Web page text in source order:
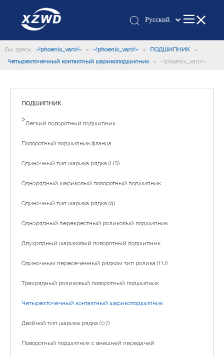
Pусский
românesc
Türk dili
Español
Вы здесь: ~!phoenix_var0!~ » ~!phoenix_var0!~ » ПОДШИПНИК
»
Четырехточечный контактный шарикоподшипник
» ~!phoenix_var0!~
ПОДШИПНИК
>
Легкий поворотный подшипник
Поворотный подшипник фланца
Одиночный тип шарика рядка (HS)
Однорядный шариковый поворотный подшипник
Одиночный тип шарика рядка (q)
Однорядный перекрестный роликовый подшипник
Двухрядный шариковый поворотный подшипник
Одиночным пересеченный рядком тип ролика (HJ)
Трехрядный роликовый поворотный подшипник
Четырехточечный контактный шарикоподшипник
Двойной тип шарика рядка (07)
Поворотный подшипник с внешней передачей